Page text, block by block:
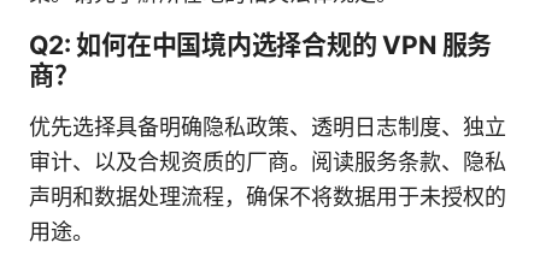
Q2: 如何在中国境内选择合规的 VPN 服务
商？
优先选择具备明确隐私政策、透明日志制度、独立
审计、以及合规资质的厂商。阅读服务条款、隐私
声明和数据处理流程，确保不将数据用于未授权的
用途。